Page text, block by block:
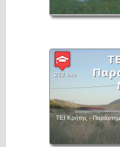
252 hits
TEI Κρήτης -